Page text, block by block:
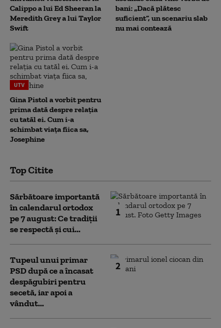
Calippo a lui Ed Sheeran la
Meredith Grey a lui Taylor
Swift
bani: „Dacă plătesc
suficient”, un scenariu slab
nu mai contează
UTV
Gina Pistol a vorbit pentru
prima dată despre relația
cu tatăl ei. Cum i-a
schimbat viața fiica sa,
Josephine
Top Citite
1
Sărbătoare importantă
în calendarul ortodox
pe 7 august: Ce tradiții
se respectă și cui...
2
Tupeul unui primar
PSD după ce a încasat
despăgubiri pentru
secetă, iar apoi a
vândut...